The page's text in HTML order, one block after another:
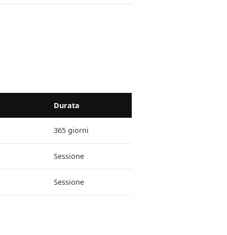
Durata
365 giorni
Sessione
Sessione